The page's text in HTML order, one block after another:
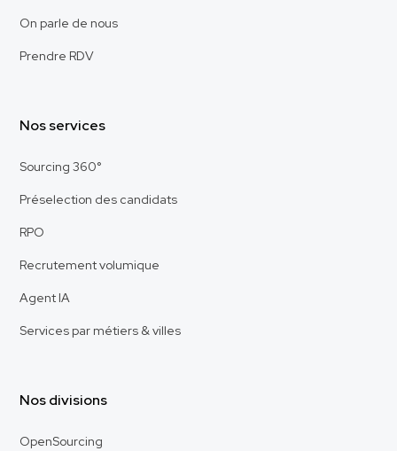
On parle de nous
Prendre RDV
Nos services
Sourcing 360°
Préselection des candidats
RPO
Recrutement volumique
Agent IA
Services par métiers & villes
Nos divisions
OpenSourcing